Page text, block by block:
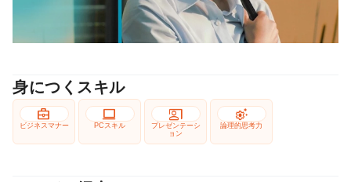
身につくスキル
business_center
ビジネスマナー
computer
PCスキル
co_present
プレゼンテーシ
ョン
settings_suggest
論理的思考力